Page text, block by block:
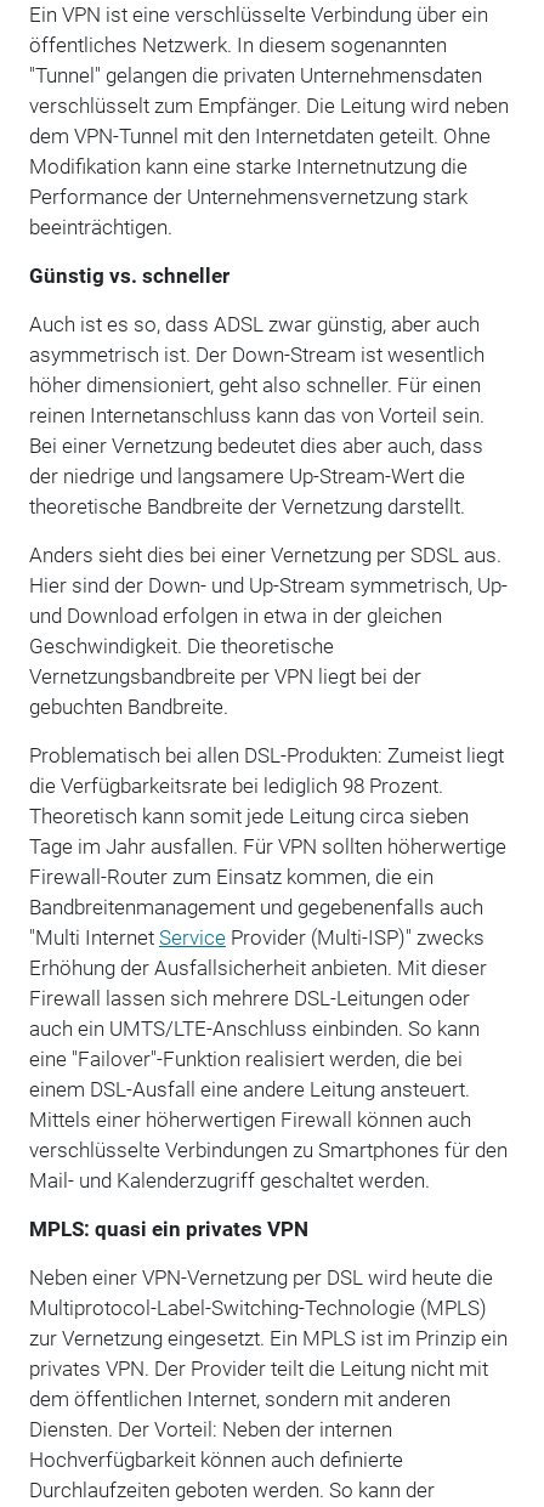
Ein VPN ist eine verschlüsselte Verbindung über ein
öffentliches Netzwerk. In diesem sogenannten
"Tunnel" gelangen die privaten Unternehmensdaten
verschlüsselt zum Empfänger. Die Leitung wird neben
dem VPN-Tunnel mit den Internetdaten geteilt. Ohne
Modifikation kann eine starke Internetnutzung die
Performance der Unternehmensvernetzung stark
beeinträchtigen.
Günstig vs. schneller
Auch ist es so, dass ADSL zwar günstig, aber auch
asymmetrisch ist. Der Down-Stream ist wesentlich
höher dimensioniert, geht also schneller. Für einen
reinen Internetanschluss kann das von Vorteil sein.
Bei einer Vernetzung bedeutet dies aber auch, dass
der niedrige und langsamere Up-Stream-Wert die
theoretische Bandbreite der Vernetzung darstellt.
Anders sieht dies bei einer Vernetzung per SDSL aus.
Hier sind der Down- und Up-Stream symmetrisch, Up-
und Download erfolgen in etwa in der gleichen
Geschwindigkeit. Die theoretische
Vernetzungsbandbreite per VPN liegt bei der
gebuchten Bandbreite.
Problematisch bei allen DSL-Produkten: Zumeist liegt
die Verfügbarkeitsrate bei lediglich 98 Prozent.
Theoretisch kann somit jede Leitung circa sieben
Tage im Jahr ausfallen. Für VPN sollten höherwertige
Firewall-Router zum Einsatz kommen, die ein
Bandbreitenmanagement und gegebenenfalls auch
"Multi Internet ServiceProvider (Multi-ISP)" zwecks
Erhöhung der Ausfallsicherheit anbieten. Mit dieser
Firewall lassen sich mehrere DSL-Leitungen oder
auch ein UMTS/LTE-Anschluss einbinden. So kann
eine "Failover"-Funktion realisiert werden, die bei
einem DSL-Ausfall eine andere Leitung ansteuert.
Mittels einer höherwertigen Firewall können auch
verschlüsselte Verbindungen zu Smartphones für den
Mail- und Kalenderzugriff geschaltet werden.
MPLS: quasi ein privates VPN
Neben einer VPN-Vernetzung per DSL wird heute die
Multiprotocol-Label-Switching-Technologie (MPLS)
zur Vernetzung eingesetzt. Ein MPLS ist im Prinzip ein
privates VPN. Der Provider teilt die Leitung nicht mit
dem öffentlichen Internet, sondern mit anderen
Diensten. Der Vorteil: Neben der internen
Hochverfügbarkeit können auch definierte
Durchlaufzeiten geboten werden. So kann der